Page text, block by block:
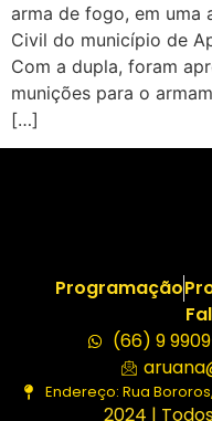
arma de fogo, em uma
Civil do município de
Com a dupla, foram
munições para o
[…]
Programação
(66) 9
Endereço: Rua
2024 |